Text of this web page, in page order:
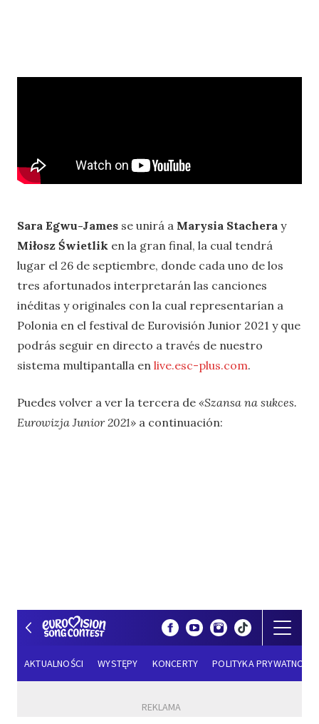
Sara Egwu-James se unirá a Marysia Stachera y
Miłosz Świetlik en la gran final, la cual tendrá
lugar el 26 de septiembre, donde cada uno de los
tres afortunados interpretarán las canciones
inéditas y originales con la cual representarían a
Polonia en el festival de Eurovisión Junior 2021 y que
podrás seguir en directo a través de nuestro
sistema multipantalla en live.esc-plus.com.
Puedes volver a ver la tercera de «Szansa na sukces.
Eurowizja Junior 2021» a continuación: